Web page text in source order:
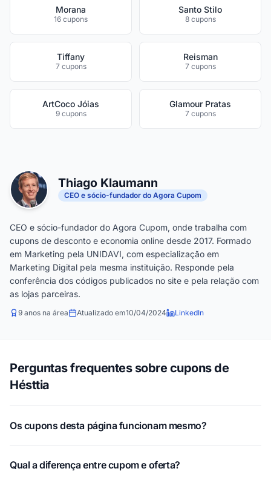
Morana
16 cupons
Santo Stilo
8 cupons
Tiffany
7 cupons
Reisman
7 cupons
ArtCoco Jóias
9 cupons
Glamour Pratas
7 cupons
Thiago Klaumann
CEO e sócio-fundador do Agora Cupom
CEO e sócio-fundador do Agora Cupom, onde trabalha com
cupons de desconto e economia online desde 2017. Formado
em Marketing pela UNIDAVI, com especialização em
Marketing Digital pela mesma instituição. Responde pela
conferência dos códigos publicados no site e pela relação com
as lojas parceiras.
9 anos na área Atualizado em10/04/2024 LinkedIn
Perguntas frequentes sobre cupons de
Hésttia
Os cupons desta página funcionam mesmo?
Qual a diferença entre cupom e oferta?